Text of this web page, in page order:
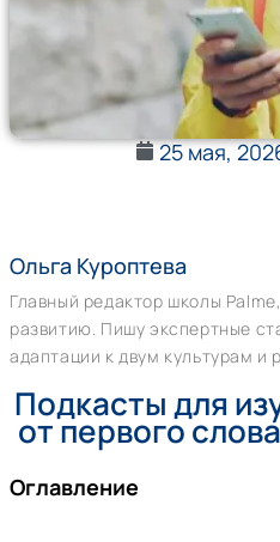
25 мая,
Ольга Куроптева
Главный редактор школы
развитию. Пишу экспертные
адаптации к двум культурам и
Подкасты для
от первого
Оглавление